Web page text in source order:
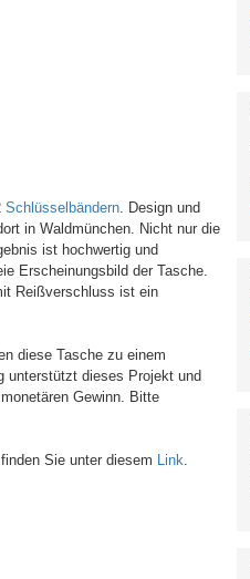
Schlüsselbändern. Design und
in Waldmünchen. Nicht nur die
ist hochwertig und
Erscheinungsbild der Tasche.
Reißverschluss ist ein
diese Tasche zu einem
unterstützt dieses Projekt und
Gewinn. Bitte
Sie unter diesem Link.